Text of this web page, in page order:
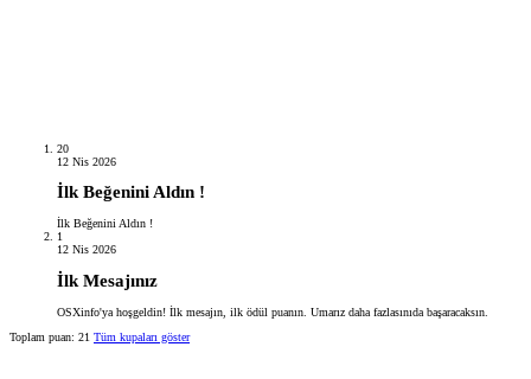
20
12 Nis 2026
İlk Beğenini Aldın !
İlk Beğenini Aldın !
1
12 Nis 2026
İlk Mesajınız
OSXinfo'ya hoşgeldin! İlk mesajın, ilk ödül puanın. Umarız daha fazlasınıda başaracaksın.
Toplam puan: 21 Tüm kupaları göster